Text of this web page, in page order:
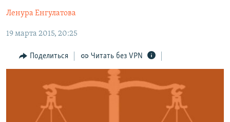
главной
навигации
Вернутся
поиску
11 ЛЕТ ОККУПАЦИИ КРЫМА. 11 ИСТОРИЙ СОПРОТИВЛЕНИЯ
ЕЩЕ
ИНТЕРАКТИВ
ИНФОГРАФИКА
СОВЕТЫ ПРАВОЗАЩИТНИКОВ
ПРОПАВШИЕ БЕЗ ВЕСТИ
РАДІО СВОБОДА
КАК ОБОЙТИ БЛОКИРОВКУ
Українською
Qırımtatar
Ленура Енгулатова
19 марта 2015, 20:25
Поделиться Читать без VPN